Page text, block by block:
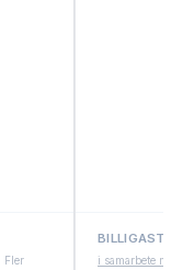
Fler
BILLIGAST
i samarbete med